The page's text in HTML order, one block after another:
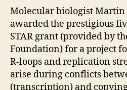
Molecular biologist Martin
awarded the prestigious
STAR grant (provided by
Foundation) for a project
R-loops and replication
arise during conflicts
(trans­crip­tion) and